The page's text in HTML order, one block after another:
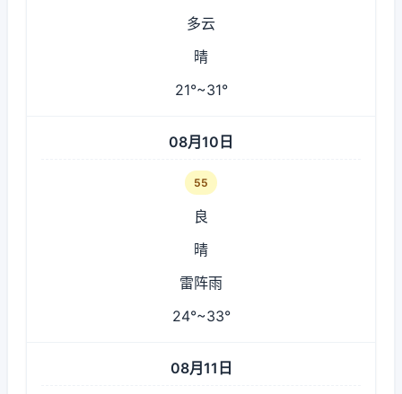
多云
晴
21°~31°
08月10日
55
良
晴
雷阵雨
24°~33°
08月11日